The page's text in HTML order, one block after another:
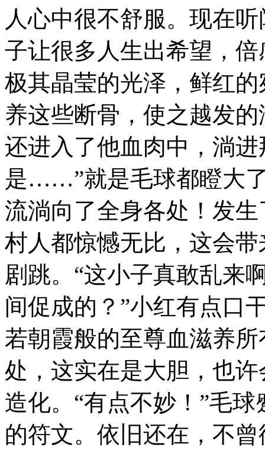
人心中很不舒服。现在
子让很多人生出希望，
极其晶莹的光泽，鲜红
养这些断骨，使之越发
还进入了他血肉中，淌
是……”就是毛球都瞪大
流淌向了全身各处！发
村人都惊憾无比，这会
剧跳。“这小子真敢乱来
间促成的？”小红有点口
若朝霞般的至尊血滋养
处，这实在是大胆，也
造化。“有点不妙！”毛
的符文。依旧还在，不